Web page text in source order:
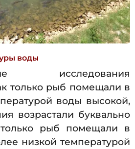
воды
исследования
только рыб помещали в
воды высокой,
возрастали буквально
рыб помещали в
низкой температурой